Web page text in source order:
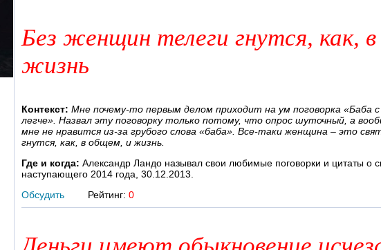
Без женщин телеги гнутся, как,
жизнь
Контекст: Мне почему-то первым делом приходит на ум поговорка «Баба с
легче». Назвал эту поговорку только потому, что опрос шуточный, а
мне не нравится из-за грубого слова «баба». Все-таки женщина – это
гнутся, как, в общем, и жизнь.
Где и когда: Александр Ландо называл свои любимые поговорки и цитаты о
наступающего 2014 года, 30.12.2013.
Обсудить
Рейтинг: 0